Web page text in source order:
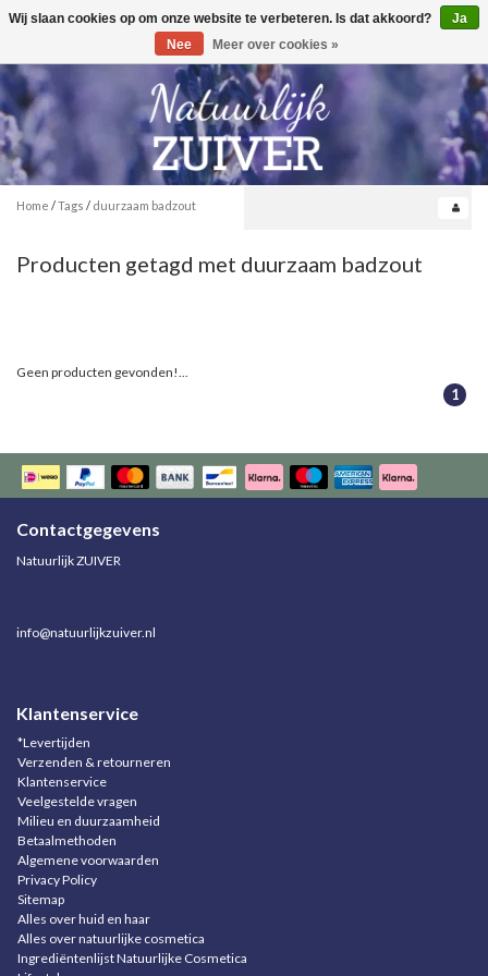
Toggle
0
Home /Tags / duurzaam badzout
Producten getagd met duurzaam badzout
Geen producten gevonden!...
1
Contactgegevens
Natuurlijk ZUIVER
info@natuurlijkzuiver.nl
Klantenservice
*Levertijden
Verzenden & retourneren
Klantenservice
Veelgestelde vragen
Milieu en duurzaamheid
Betaalmethoden
Algemene voorwaarden
Privacy Policy
Sitemap
Alles over huid en haar
Alles over natuurlijke cosmetica
Ingrediëntenlijst Natuurlijke Cosmetica
Wij slaan cookies op om onze website te verbeteren. Is dat akkoord?
Ja
Nee
Meer over cookies »